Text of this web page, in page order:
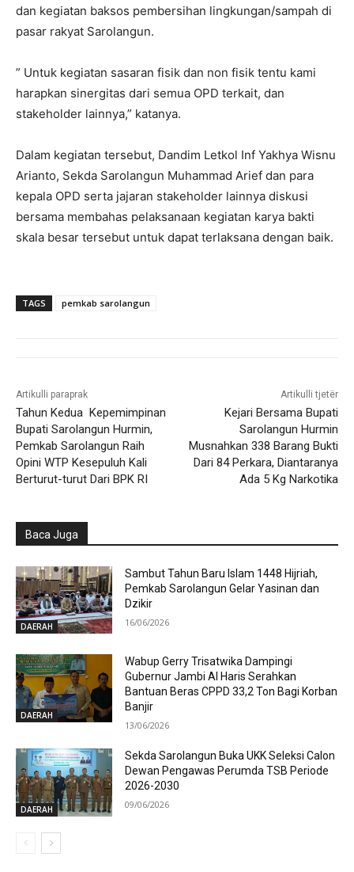
dan kegiatan baksos pembersihan lingkungan/sampah di
pasar rakyat Sarolangun.
” Untuk kegiatan sasaran fisik dan non fisik tentu kami
harapkan sinergitas dari semua OPD terkait, dan
stakeholder lainnya,” katanya.
Dalam kegiatan tersebut, Dandim Letkol Inf Yakhya Wisnu
Arianto, Sekda Sarolangun Muhammad Arief dan para
kepala OPD serta jajaran stakeholder lainnya diskusi
bersama membahas pelaksanaan kegiatan karya bakti
skala besar tersebut untuk dapat terlaksana dengan baik.
TAGS pemkab sarolangun
Artikulli paraprak
Tahun Kedua Kepemimpinan
Bupati Sarolangun Hurmin,
Pemkab Sarolangun Raih
Opini WTP Kesepuluh Kali
Berturut-turut Dari BPK RI
Artikulli tjetër
Kejari Bersama Bupati
Sarolangun Hurmin
Musnahkan 338 Barang Bukti
Dari 84 Perkara, Diantaranya
Ada 5 Kg Narkotika
Baca Juga
DAERAH
Sambut Tahun Baru Islam 1448 Hijriah,
Pemkab Sarolangun Gelar Yasinan dan
Dzikir
16/06/2026
DAERAH
Wabup Gerry Trisatwika Dampingi
Gubernur Jambi Al Haris Serahkan
Bantuan Beras CPPD 33,2 Ton Bagi Korban
Banjir
13/06/2026
DAERAH
Sekda Sarolangun Buka UKK Seleksi Calon
Dewan Pengawas Perumda TSB Periode
2026-2030
09/06/2026